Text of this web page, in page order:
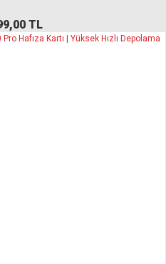
TL